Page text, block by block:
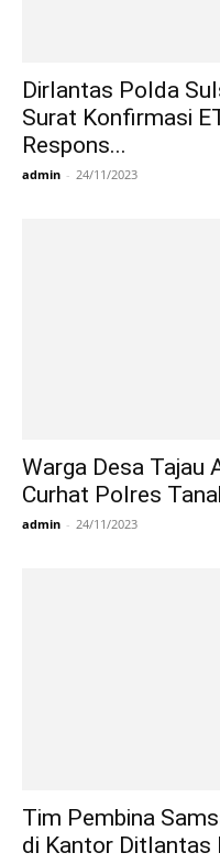
Dirlantas Polda
Surat Konfirmasi
Respons...
admin - 24/11/2023
Warga Desa Tajau
Curhat Polres
admin - 24/11/2023
Tim Pembina
di Kantor Ditlantas